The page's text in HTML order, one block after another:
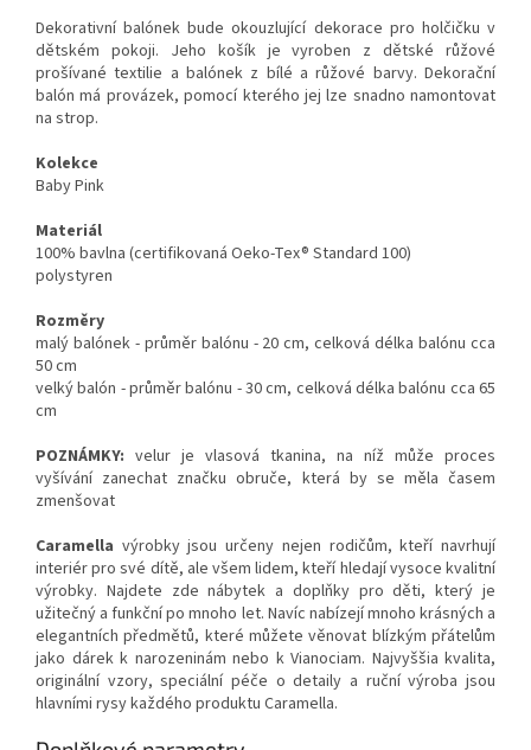
Dekorativní balónek bude okouzlující dekorace pro holčičku v
dětském pokoji. Jeho košík je vyroben z dětské růžové
prošívané textilie a balónek z bílé a růžové barvy. Dekorační
balón má provázek, pomocí kterého jej lze snadno namontovat
na strop.
Kolekce
Baby Pink
Materiál
100% bavlna (certifikovaná Oeko-Tex® Standard 100)
polystyren
Rozměry
malý balónek - průměr balónu - 20 cm, celková délka balónu cca
50 cm
velký balón - průměr balónu - 30 cm, celková délka balónu cca 65
cm
POZNÁMKY: velur je vlasová tkanina, na níž může proces
vyšívání zanechat značku obruče, která by se měla časem
zmenšovat
Caramella výrobky jsou určeny nejen rodičům, kteří navrhují
interiér pro své dítě, ale všem lidem, kteří hledají vysoce kvalitní
výrobky. Najdete zde nábytek a doplňky pro děti, který je
užitečný a funkční po mnoho let. Navíc nabízejí mnoho krásných a
elegantních předmětů, které můžete věnovat blízkým přátelům
jako dárek k narozeninám nebo k Vianociam. Najvyššia kvalita,
originální vzory, speciální péče o detaily a ruční výroba jsou
hlavními rysy každého produktu Caramella.